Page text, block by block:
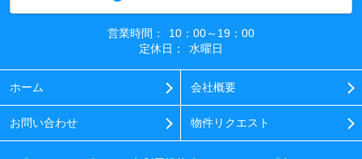
営業時間：
10：00～19：00
定休日：
水曜日
ホーム 会社概要
お問い合わせ 物件リクエスト